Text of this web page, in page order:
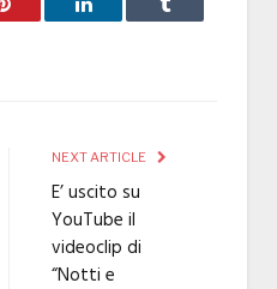
NEXT ARTICLE
E’ uscito su
YouTube il
videoclip di
“Notti e